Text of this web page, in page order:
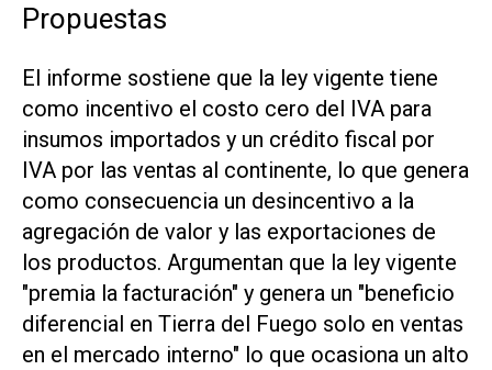
Propuestas
El informe sostiene que la ley vigente tiene
como incentivo el costo cero del IVA para
insumos importados y un crédito fiscal por
IVA por las ventas al continente, lo que genera
como consecuencia un desincentivo a la
agregación de valor y las exportaciones de
los productos. Argumentan que la ley vigente
"premia la facturación" y genera un "beneficio
diferencial en Tierra del Fuego solo en ventas
en el mercado interno" lo que ocasiona un alto